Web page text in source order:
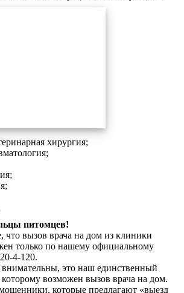
хирургия;
питомцев!
что вызов врача на дом из клиники
только по нашему официальному
4-120.
внимательны, это наш единственный
возможен вызов врача на дом.
которые предлагают «выезд